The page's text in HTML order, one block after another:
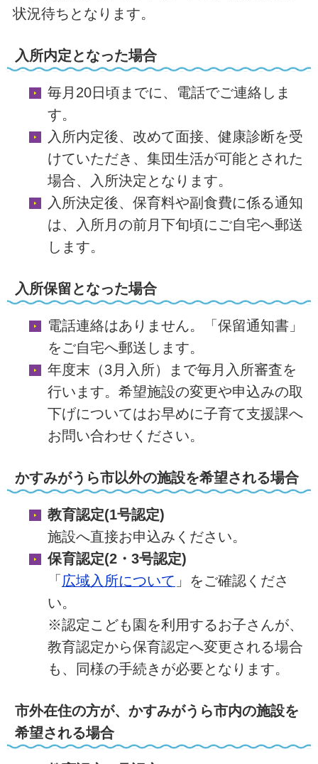
状況待ちとなります。
入所内定となった場合
毎月20日頃までに、電話でご連絡しま
す。
入所内定後、改めて面接、健康診断を受
けていただき、集団生活が可能とされた
場合、入所決定となります。
入所決定後、保育料や副食費に係る通知
は、入所月の前月下旬頃にご自宅へ郵送
します。
入所保留となった場合
電話連絡はありません。「保留通知書」
をご自宅へ郵送します。
年度末（3月入所）まで毎月入所審査を
行います。希望施設の変更や申込みの取
下げについてはお早めに子育て支援課へ
お問い合わせください。
かすみがうら市以外の施設を希望される場合
教育認定(1号認定)
施設へ直接お申込みください。
保育認定(2・3号認定)
「広域入所について 」をご確認くださ
い。
※認定こども園を利用するお子さんが、
教育認定から保育認定へ変更される場合
も、同様の手続きが必要となります。
市外在住の方が、かすみがうら市内の施設を
希望される場合